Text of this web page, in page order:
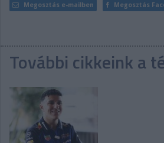
Megosztás e-mailben Megosztás
További cikkeink a